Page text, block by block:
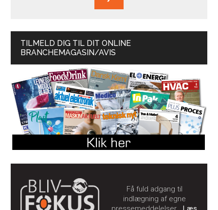
TILMELD DIG TIL DIT ONLINE
BRANCHEMAGASIN/AVIS
Få fuld adgang til
indlægning af egne